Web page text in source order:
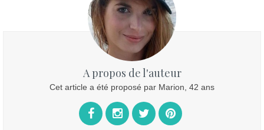
A propos de l'auteur
Cet article a été proposé par Marion, 42 ans